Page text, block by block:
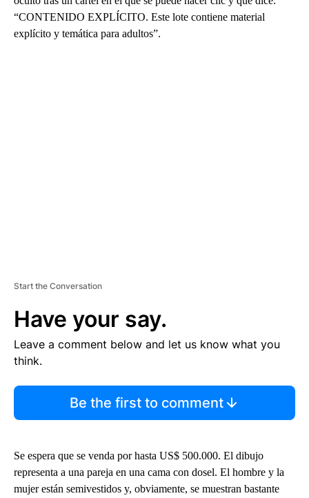
“CONTENIDO EXPLÍCITO. Este lote contiene material
explícito y temática para adultos”.
Start the Conversation
Have your say.
Leave a comment below and let us know what you
think.
Be the first to comment
Se espera que se venda por hasta US$ 500.000. El dibujo
representa a una pareja en una cama con dosel. El hombre y la
mujer están semivestidos y, obviamente, se muestran bastante